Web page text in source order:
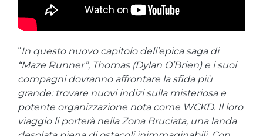
“In questo nuovo capitolo dell’epica saga di
“Maze Runner”, Thomas (Dylan O’Brien) e i suoi
compagni dovranno affrontare la sfida più
grande: trovare nuovi indizi sulla misteriosa e
potente organizzazione nota come WCKD. Il loro
viaggio li porterà nella Zona Bruciata, una landa